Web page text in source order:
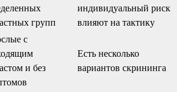
групп
индивидуальный риск
влияют на тактику
с
и без
Есть несколько
вариантов скрининга